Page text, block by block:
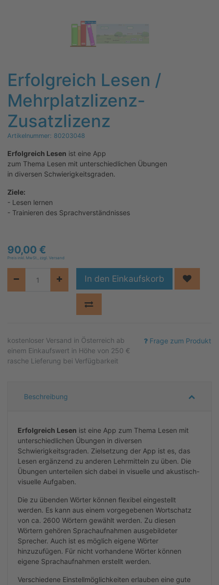
Erfolgreich Lesen /
Mehrplatzlizenz-
Zusatzlizenz
Artikelnummer: 80203048
Erfolgreich Lesen ist eine App
zum Thema Lesen mit unterschiedlichen Übungen
in diversen Schwierigkeitsgraden.
Ziele:
- Lesen lernen
- Trainieren des Sprachverständnisses
90,00 €
Preis inkl. MwSt., zzgl. Versand
In den Einkaufskorb
Frage zum Produkt
kostenloser Versand in Österreich ab
einem Einkaufswert in Höhe von 250 €
rasche Lieferung bei Verfügbarkeit
Beschreibung
Erfolgreich Lesen ist eine App zum Thema L esen mit
unterschiedlichen Übungen in diversen
Schwierigkeitsgraden. Zielsetzung der App ist es, das
Lesen ergänzend zu anderen Lehrmitteln zu üben. Die
Übungen unterteilen sich dabei in visuelle und akustisch-
visuelle Aufgaben.
Die zu übenden Wörter können flexibel eingestellt
werden. Es kann aus einem vorgegebenen Wortschatz
von ca. 2600 Wörtern gewählt werden. Zu diesen
Wörtern gehören Sprachaufnahmen ausgebildeter
Sprecher. Auch ist es möglich eigene Wörter
hinzuzufügen. Für nicht vorhandene Wörter können
eigene Sprachaufnahmen erstellt werden.
Verschiedene Einstellmöglichkeiten erlauben eine gute